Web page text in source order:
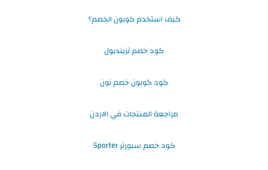
كيف استخدم كوبون الخصم؟
كود خصم ترينديول
كود كوبون خصم نون
مراجعة المنتجات في الاردن
كود خصم سبورتر Sporter